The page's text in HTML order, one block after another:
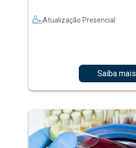
Atualização Presencial
Saiba mais